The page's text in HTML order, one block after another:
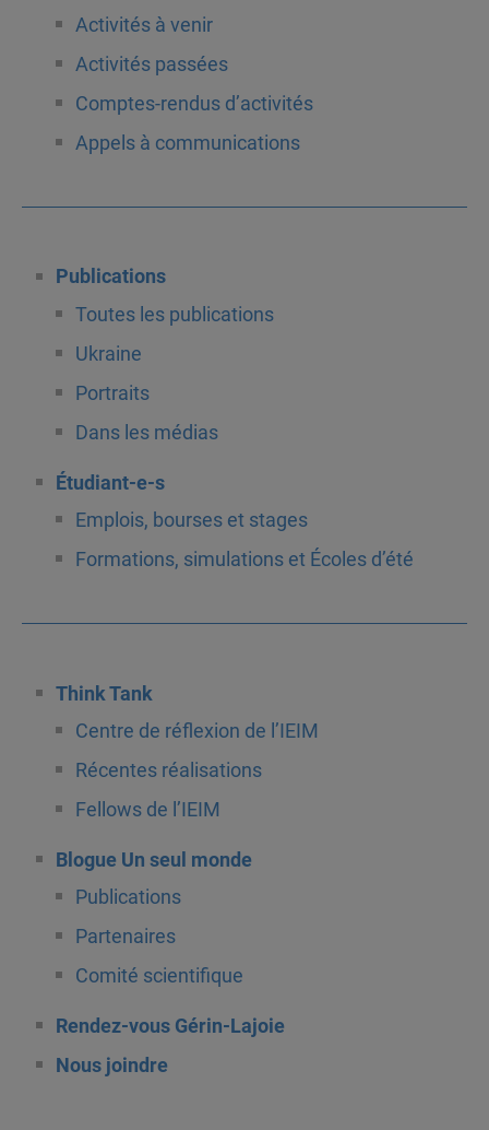
Activités à venir
Activités passées
Comptes-rendus d’activités
Appels à communications
Publications
Toutes les publications
Ukraine
Portraits
Dans les médias
Étudiant-e-s
Emplois, bourses et stages
Formations, simulations et Écoles d’été
Think Tank
Centre de réflexion de l’IEIM
Récentes réalisations
Fellows de l’IEIM
Blogue Un seul monde
Publications
Partenaires
Comité scientifique
Rendez-vous Gérin-Lajoie
Nous joindre